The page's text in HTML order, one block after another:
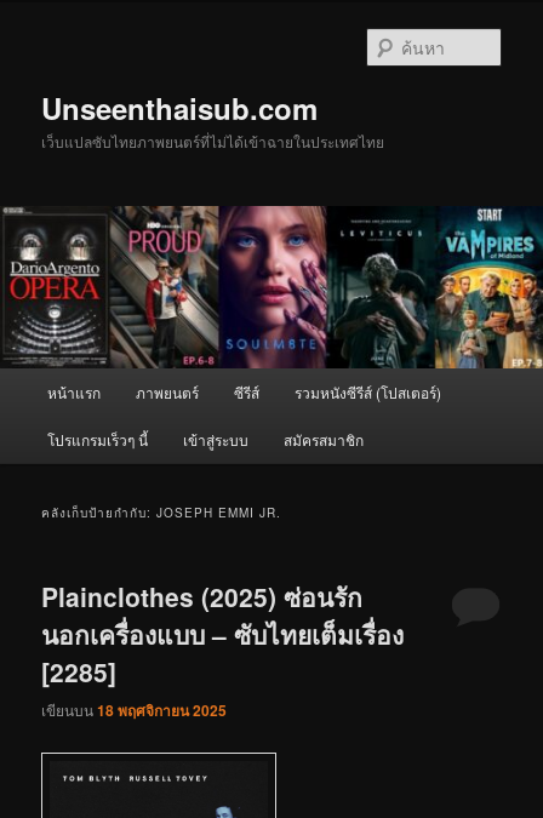
Unseenthaisub.com
เว็บแปลซับไทยภาพยนตร์ที่ไม่ได้เข้าฉายในประเทศไทย
หน้าแรก ภาพยนตร์ ซีรีส์ รวมหนังซีรีส์ (โปสเตอร์)
โปรแกรมเร็วๆ นี้ เข้าสู่ระบบ สมัครสมาชิก
คลังเก็บป้ายกำกับ:JOSEPH EMMI JR.
Plainclothes (2025) ซ่อนรัก
นอกเครื่องแบบ – ซับไทยเต็มเรื่อง
[2285]
เขียนบน18 พฤศจิกายน 2025